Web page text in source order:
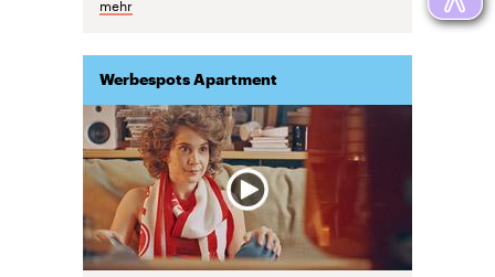
Werbespots Apartment